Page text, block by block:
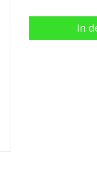
In